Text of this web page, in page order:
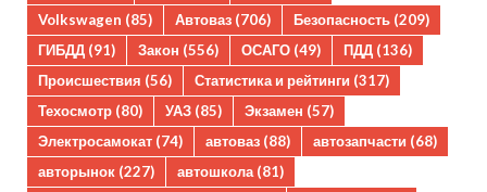
Volkswagen (85) Автоваз (706) Безопасность (209)
ГИБДД (91) Закон (556) ОСАГО (49) ПДД (136)
Происшествия (56) Статистика и рейтинги (317)
Техосмотр (80) УАЗ (85) Экзамен (57)
Электросамокат (74) автоваз (88) автозапчасти (68)
авторынок (227) автошкола(81)